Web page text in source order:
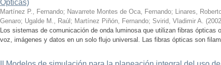
Ópticas)
Martínez P., Fernando; Navarrete Montes de Oca, Fernando; Linares,
Genaro; Ugalde M., Raúl ; Martínez Piñón, Fernando; Svirid, Vladimir A. (
Los sistemas de comunicación de onda luminosa que utilizan fibras ópticas
voz, imágenes y datos en un solo flujo universal. Las fibras ópticas son